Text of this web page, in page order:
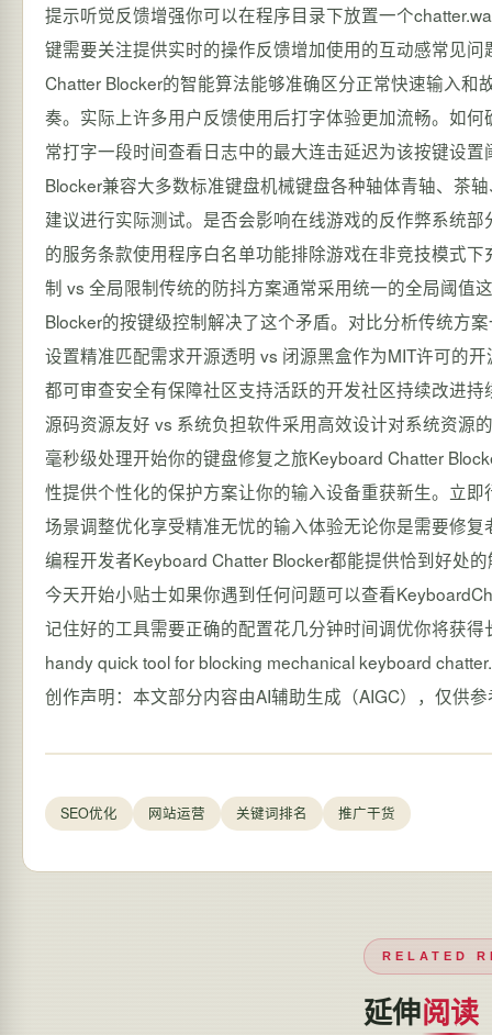
提示听觉反馈增强你可以在程序目录下放置一个
键需要关注提供实时的操作反馈增加使用的互动感常见
Chatter Blocker的智能算法能够准确区分正常快速输入
奏。实际上许多用户反馈使用后打字体验更加流畅。如
常打字一段时间查看日志中的最大连击延迟为该按键设
Blocker兼容大多数标准键盘机械键盘各种轴体青轴、茶
建议进行实际测试。是否会影响在线游戏的反作弊系统
的服务条款使用程序白名单功能排除游戏在非竞技模式
制 vs 全局限制传统的防抖方案通常采用统一的全局阈值
Blocker的按键级控制解决了这个矛盾。对比分析传统方
设置精准匹配需求开源透明 vs 闭源黑盒作为MIT许可的
都可审查安全有保障社区支持活跃的开发社区持续改进
源码资源友好 vs 系统负担软件采用高效设计对系统资源
毫秒级处理开始你的键盘修复之旅Keyboard Chatter
性提供个性化的保护方案让你的输入设备重获新生。立
场景调整优化享受精准无忧的输入体验无论你是需要修
编程开发者Keyboard Chatter Blocker都能提供恰到好
今天开始小贴士如果你遇到任何问题可以查看
记住好的工具需要正确的配置花几分钟时间调优你将获
handy quick tool for blocking mechanical keyboard
创作声明：本文部分内容由AI辅助生成（AIGC），仅供参
SEO优化 网站运营 关键词排名 推广干货
RELATED
延伸阅读